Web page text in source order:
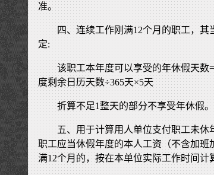
准。
四、连续工作刚满12个月的职工，
定:
该职工本年度可以享受的年休假天
度剩余日历天数÷365天×5天
折算不足1整天的部分不享受年休假。
五、用于计算用人单位支付职工未
职工应当休假年度的本人工资（不含加
满12个月的，按在本单位实际工作时间计